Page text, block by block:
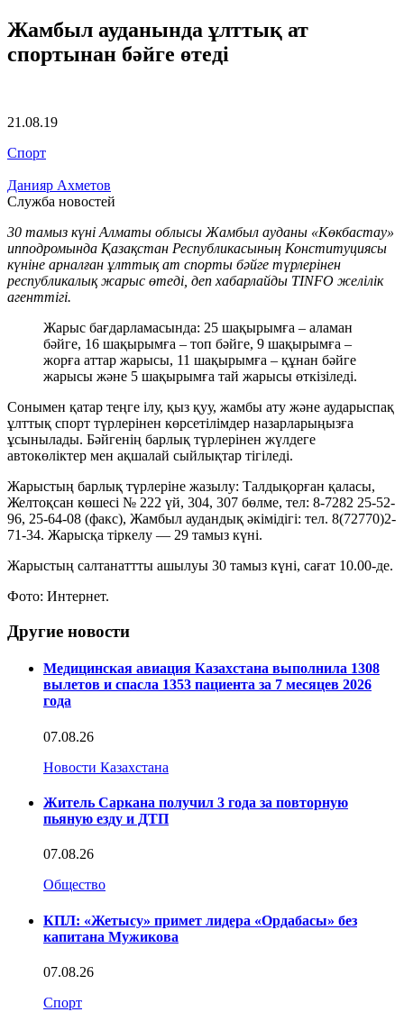
Жамбыл ауданында ұлттық ат
спортынан бәйге өтеді
21.08.19
Спорт
Данияр Ахметов
Служба новостей
30 тамыз күні Алматы облысы Жамбыл ауданы «Көкбастау»
ипподромында Қазақстан Республикасының Конституциясы
күніне арналған ұлттық ат спорты бәйге түрлерінен
республикалық жарыс өтеді, деп хабарлайды TINFO желілік
агенттігі.
Жарыс бағдарламасында: 25 шақырымға – аламан
бәйге, 16 шақырымға – топ бәйге, 9 шақырымға –
жорға аттар жарысы, 11 шақырымға – құнан бәйге
жарысы және 5 шақырымға тай жарысы өткізіледі.
Сонымен қатар теңге ілу, қыз қуу, жамбы ату және аударыспақ
ұлттық спорт түрлерінен көрсетілімдер назарларыңызға
ұсынылады. Бәйгенің барлық түрлерінен жүлдеге
автокөліктер мен ақшалай сыйлықтар тігіледі.
Жарыстың барлық түрлеріне жазылу: Талдықорған қаласы,
Желтоқсан көшесі № 222 үй, 304, 307 бөлме, тел: 8-7282 25-52-
96, 25-64-08 (факс), Жамбыл аудандық әкімідігі: тел. 8(72770)2-
71-34. Жарысқа тіркелу — 29 тамыз күні.
Жарыстың салтанаттты ашылуы 30 тамыз күні, сағат 10.00-де.
Фото: Интернет.
Другие новости
Медицинская авиация Казахстана выполнила 1308
вылетов и спасла 1353 пациента за 7 месяцев 2026
года
07.08.26
Новости Казахстана
Житель Саркана получил 3 года за повторную
пьяную езду и ДТП
07.08.26
Общество
КПЛ: «Жетысу» примет лидера «Ордабасы» без
капитана Мужикова
07.08.26
Спорт